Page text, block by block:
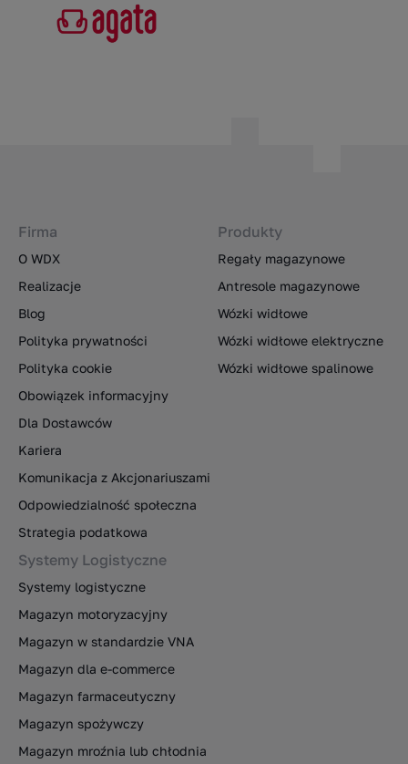
Firma
O WDX
Realizacje
Blog
Polityka prywatności
Polityka cookie
Obowiązek informacyjny
Dla Dostawców
Kariera
Komunikacja z Akcjonariuszami
Odpowiedzialność społeczna
Strategia podatkowa
Produkty
Regały magazynowe
Antresole magazynowe
Wózki widłowe
Wózki widłowe elektryczne
Wózki widłowe spalinowe
Systemy Logistyczne
Systemy logistyczne
Magazyn motoryzacyjny
Magazyn w standardzie VNA
Magazyn dla e-commerce
Magazyn farmaceutyczny
Magazyn spożywczy
Magazyn mroźnia lub chłodnia